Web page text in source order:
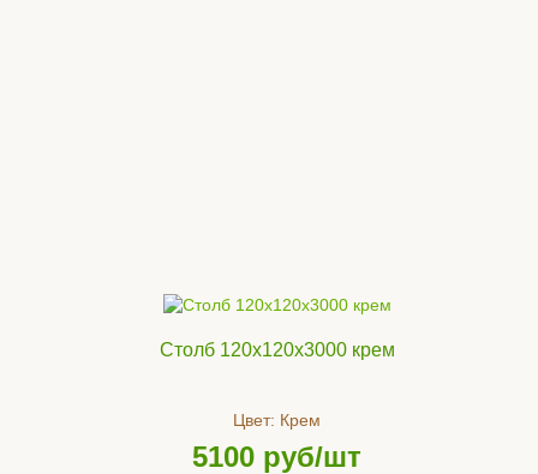
Столб 120x120x3000 крем
Цвет: Крем
5100 руб/шт